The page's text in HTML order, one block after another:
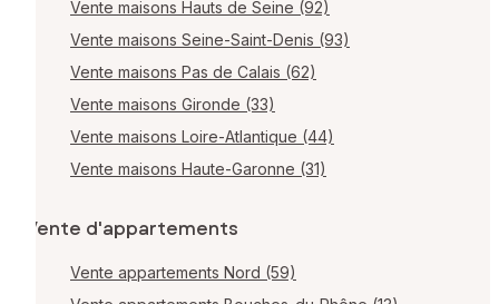
Vente maisons Hauts de Seine (92)
Vente maisons Seine-Saint-Denis (93)
Vente maisons Pas de Calais (62)
Vente maisons Gironde (33)
Vente maisons Loire-Atlantique (44)
Vente maisons Haute-Garonne (31)
Vente d'appartements
Vente appartements Nord (59)